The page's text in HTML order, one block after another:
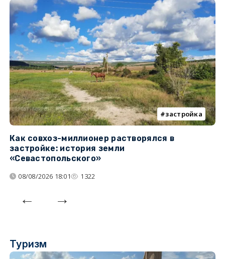
застройка
Как совхоз-миллионер растворялся в
застройке: история земли
«Севастопольского»
08/08/2026 18:01 1322
Туризм